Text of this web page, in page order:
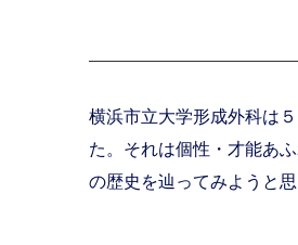
横浜市立大学形成外科は
た。それは個性・才能あ
の歴史を辿ってみようと思